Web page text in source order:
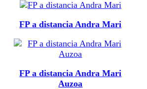
FP a distancia Andra Mari
FP a distancia Andra Mari
Auzoa